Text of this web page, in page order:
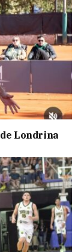
Londrina